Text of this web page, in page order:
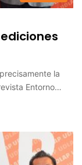
ediciones
la
Entorno…